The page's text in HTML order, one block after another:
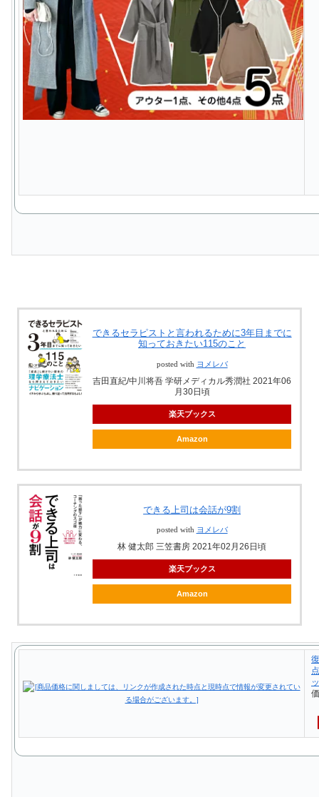
できるセラピストと言われるために3年目までに
知っておきたい115のこと
posted with ヨメレバ
吉田直紀/中川将吾 学研メディカル秀潤社 2021年06
月30日頃
楽天ブックス
Amazon
できる上司は会話が9割
posted with ヨメレバ
林 健太郎 三笠書房 2021年02月26日頃
楽天ブックス
Amazon